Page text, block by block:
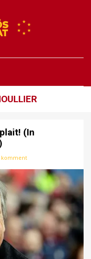
(In
komment